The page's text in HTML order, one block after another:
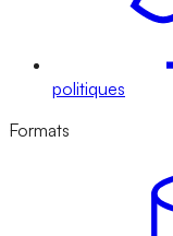
politiques
Formats